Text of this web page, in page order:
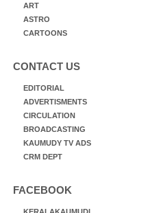
ART
ASTRO
CARTOONS
CONTACT US
EDITORIAL
ADVERTISMENTS
CIRCULATION
BROADCASTING
KAUMUDY TV ADS
CRM DEPT
FACEBOOK